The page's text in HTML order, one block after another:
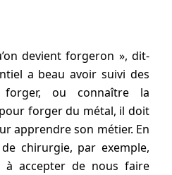
devient forgeron », dit-
a beau avoir suivi des
ou connaître la
forger du métal, il doit
apprendre son métier. En
chirurgie, par exemple,
accepter de nous faire